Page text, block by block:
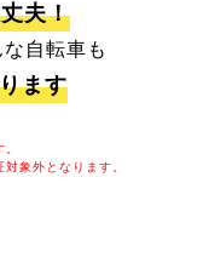
夫！
自転車も
ます
象外となります。